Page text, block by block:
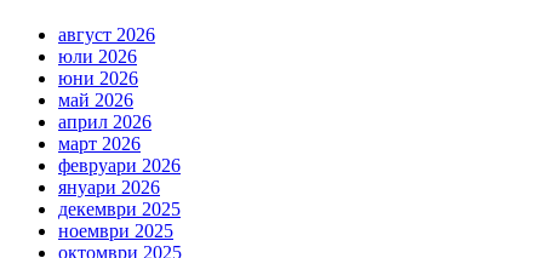
август 2026
юли 2026
юни 2026
май 2026
април 2026
март 2026
февруари 2026
януари 2026
декември 2025
ноември 2025
октомври 2025